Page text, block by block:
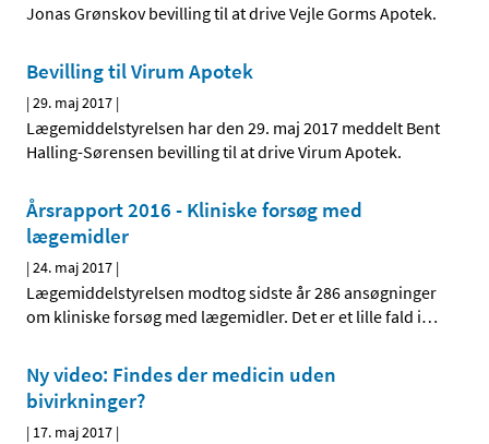
Jonas Grønskov bevilling til at drive Vejle Gorms Apotek.
Bevilling til Virum Apotek
|29. maj 2017 |
Lægemiddelstyrelsen har den 29. maj 2017 meddelt Bent
Halling-Sørensen bevilling til at drive Virum Apotek.
Årsrapport 2016 - Kliniske forsøg med
lægemidler
|24. maj 2017 |
Lægemiddelstyrelsen modtog sidste år 286 ansøgninger
om kliniske forsøg med lægemidler. Det er et lille fald i…
Ny video: Findes der medicin uden
bivirkninger?
| 17. maj 2017 |